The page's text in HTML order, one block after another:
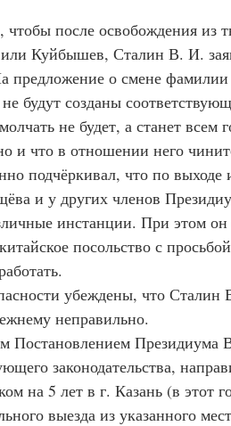
после освобождения из
или Куйбышев, Сталин В. И.
предложение о смене
будут созданы
не будет, а станет всем
и что в отношении него
подчёркивал, что по
и у других членов
инстанции. При этом он
посольство с просьбой
убеждены, что Сталин
неправильно.
Президиума
законодательства,
на 5 лет в г. Казань (в этот
выезда из указанного